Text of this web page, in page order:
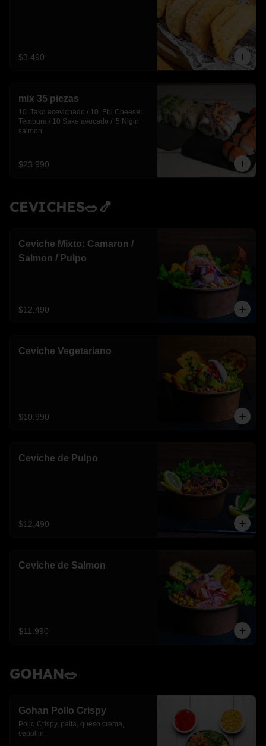
$3.490
mix 35 piezas
10  Tako acevichado / 10  Ebi Cheese
Tempura / 10 Sake avocado /  5 Nigiri
salmon
$23.990
CEVICHES🥗🍤
Ceviche Mixto: Camaron /
Salmon / Pulpo
$12.490
Ceviche Vegetariano
$10.990
Ceviche de Pulpo
$12.490
Ceviche de Salmon
$11.990
GOHAN🥗
Gohan Pollo Crispy
Pollo Crispy, palta, queso crema,
cebollin.